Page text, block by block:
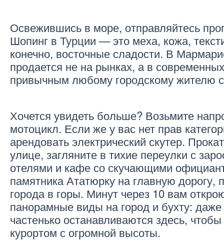
Освежившись в море, отправляйтесь
Шопинг в Турции — это меха, кожа,
конечно, восточные сладости. В
продается не на рынках, а в
привычным любому городскому жителю
Хочется увидеть больше? Возьмите
мотоцикл. Если же у вас нет прав
арендовать электрический скутер.
улице, загляните в тихие переулки с
отелями и кафе со скучающими
памятника Ататюрку на главную
города в горы. Минут через 10 вам
панорамные виды на город и бухту:
частенько останавливаются здесь,
курортом с огромной высоты.